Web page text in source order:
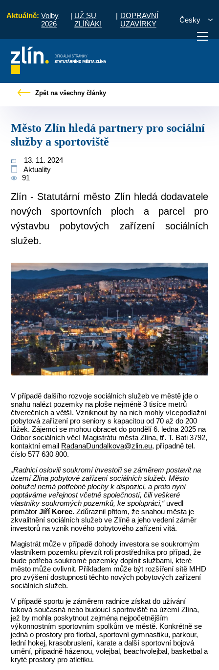
Aktuálně: Volby
2026
| UŽ SU
ZLÍŇÁK!
| DOPRAVNÍ
UZAVÍRKY
Česky
vyřídit Potřebuji zaplatit
Zpět na všechny články
Město Zlín hledá partnery pro sociální
služby a sportoviště
13. 11. 2024
Aktuality
91
Zlín - Statutární město Zlín hledá dodavatele
nových sportovních ploch a parcel pro
výstavbu pobytových zařízení sociálních
služeb.
V případě dalšího rozvoje sociálních služeb ve městě jde o
snahu nalézt pozemky na ploše nejméně 3 tisíce metrů
čtverečních a větší. Vzniknout by na nich mohly vícepodlažní
pobytová zařízení pro seniory s kapacitou od 70 až do 200
lůžek. Zájemci se mohou obracet do pondělí 6. ledna 2025 na
Odbor sociálních věcí Magistrátu města Zlína, tř. T. Bati 3792,
kontaktní email RadanaDundalkova@zlin.eu, případně tel.
číslo 577 630 800.
„Radnici oslovili soukromí investoři se záměrem postavit na
území Zlína pobytové zařízení sociálních služeb.Město
bohužel nemá potřebné plochy k dispozici, a proto nyní
poptáváme veřejnost včetně společností, čili veškeré
vlastníky soukromých pozemků, ke spolupráci,“uvedl
primátorJiří Korec. Zdůraznil přitom, že snahou města je
zkvalitnění sociálních služeb ve Zlíně a jeho vedení záměr
investorů na vznik nového pobytového zařízení vítá.
Magistrát může v případě dohody investora se soukromým
vlastníkem pozemku převzít roli prostředníka pro případ, že
bude potřeba soukromé pozemky doplnit službami, které
město může ovlivnit. Příkladem může být rozšíření sítě MHD
pro zvýšení dostupnosti těchto nových pobytových zařízení
sociálních služeb.
V případě sportu je záměrem radnice získat do užívání
taková současná nebo budoucí sportoviště na území Zlína,
jež by mohla poskytnout zejména nejpočetnějším
výkonnostním sportovním spolkům ve městě. Konkrétně se
jedná o prostory pro florbal, sportovní gymnastiku, parkour,
lední hokej, krasobruslení, karate a další sportovní bojová
umění, případně házenou, volejbal, beachvolejbal, basketbal a
kryté prostory pro atletiku.